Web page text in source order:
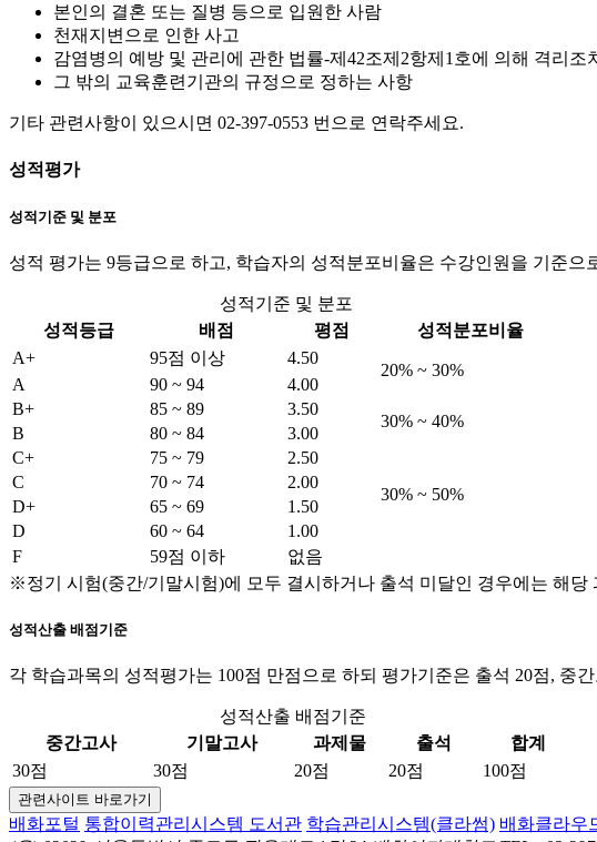
본인의 결혼 또는 질병 등으로 입원한 사람
천재지변으로 인한 사고
감염병의 예방 및 관리에 관한 법률-제42조제2항제1호에 의해 격리조
그 밖의 교육훈련기관의 규정으로 정하는 사항
기타 관련사항이 있으시면 02-397-0553 번으로 연락주세요.
성적평가
성적기준 및 분포
성적 평가는 9등급으로 하고, 학습자의 성적분포비율은 수강인원을 기준으
성적기준 및 분포
성적등급
배점 평점
성적분포비율
A+
95점 이상 4.50
20% ~ 30%
A 90 ~ 94
4.00
B+
85 ~ 89 3.50
30% ~ 40%
B 80 ~ 84
3.00
C+
75 ~ 79
2.50
30% ~ 50%
C 70 ~ 74
2.00
D+
65 ~ 69
1.50
D
60 ~ 64
1.00
F
59점 이하
없음
※정기 시험(중간/기말시험)에 모두 결시하거나 출석 미달인 경우에는 해당
성적산출 배점기준
각 학습과목의 성적평가는 100점 만점으로 하되 평가기준은 출석 20점, 중
성적산출 배점기준
중간고사
기말고사 과제물 출석
합계
30점
30점 20점 20점 100점
관련사이트 바로가기
배화포털 통합이력관리시스템 도서관 학습관리시스템(클라썸) 배화클라우